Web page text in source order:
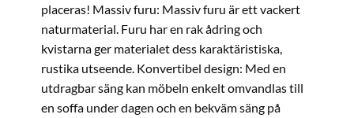
placeras! Massiv furu: Massiv furu är ett vackert
naturmaterial. Furu har en rak ådring och
kvistarna ger materialet dess karaktäristiska,
rustika utseende. Konvertibel design: Med en
utdragbar säng kan möbeln enkelt omvandlas till
en soffa under dagen och en bekväm säng på